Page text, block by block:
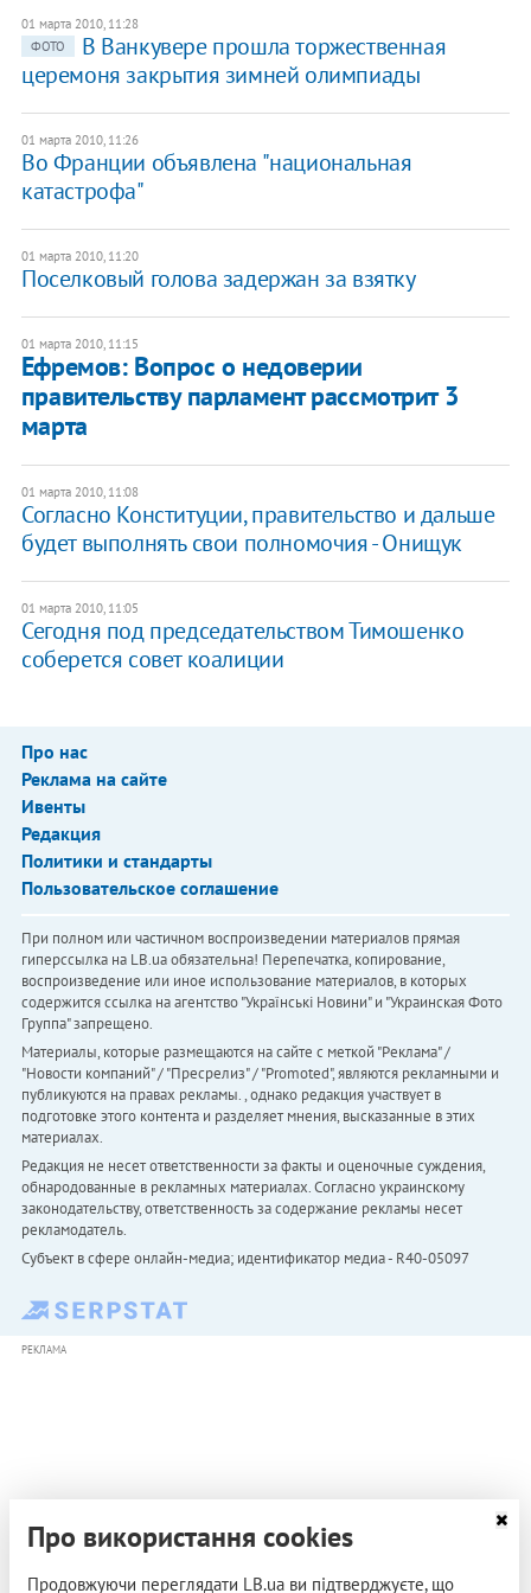
01 марта 2010, 11:28
ФОТО
В Ванкувере прошла торжественная
церемоня закрытия зимней олимпиады
01 марта 2010, 11:26
Во Франции объявлена "национальная
катастрофа"
01 марта 2010, 11:20
Поселковый голова задержан за взятку
01 марта 2010, 11:15
Ефремов: Вопрос о недоверии
правительству парламент рассмотрит 3
марта
01 марта 2010, 11:08
Согласно Конституции, правительство и дальше
будет выполнять свои полномочия - Онищук
01 марта 2010, 11:05
Сегодня под председательством Тимошенко
соберется совет коалиции
Про нас
Реклама на сайте
Ивенты
Редакция
Политики и стандарты
Пользовательское соглашение
При полном или частичном воспроизведении материалов прямая
гиперссылка на LB.ua обязательна! Перепечатка, копирование,
воспроизведение или иное использование материалов, в которых
содержится ссылка на агентство "Українськi Новини" и "Украинская Фото
Группа" запрещено.
Материалы, которые размещаются на сайте с меткой "Реклама" /
"Новости компаний" / "Пресрелиз" / "Promoted", являются рекламными и
публикуются на правах рекламы. , однако редакция участвует в
подготовке этого контента и разделяет мнения, высказанные в этих
материалах.
Редакция не несет ответственности за факты и оценочные суждения,
обнародованные в рекламных материалах. Согласно украинскому
законодательству, ответственность за содержание рекламы несет
рекламодатель.
Субъект в сфере онлайн-медиа; идентификатор медиа - R40-05097
РЕКЛАМА
Про використання cookies
Продовжуючи переглядати LB.ua ви підтверджуєте, що